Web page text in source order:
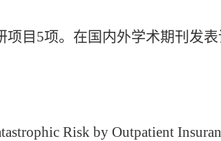
项目 5项。在国内外学术期刊发表
Risk by Outpatient